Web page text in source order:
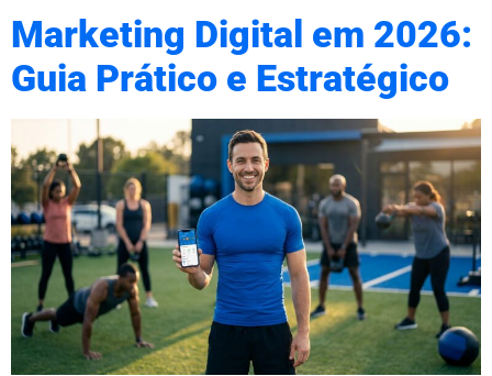
Marketing Digital em 2026:
Guia Prático e Estratégico